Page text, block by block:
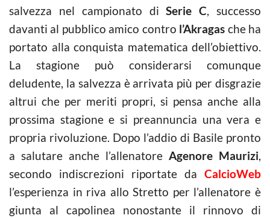
salvezza nel campionato diSerie C, successo
davanti al pubblico amico contro l’Akragas che ha
portato alla conquista matematica dell’obiettivo.
La stagione può considerarsi comunque
deludente, la salvezza è arrivata più per disgrazie
altrui che per meriti propri, si pensa anche alla
prossima stagione e si preannuncia una vera e
propria rivoluzione. Dopo l’addio di Basile pronto
a salutare anche l’allenatore Agenore Maurizi,
secondo indiscrezioni riportate da CalcioWeb
l’esperienza in riva allo Stretto per l’allenatore è
giunta al capolinea nonostante il rinnovo di